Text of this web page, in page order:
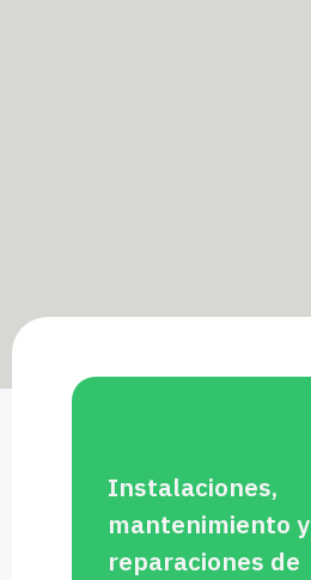
Instalaciones,
mantenimiento y
reparaciones de